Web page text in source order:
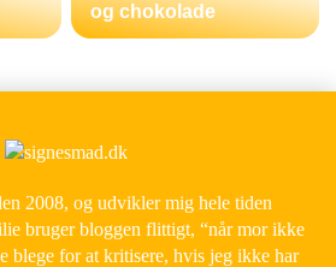
og chokolade
2008, og udvikler mig hele tiden
bruger bloggen flittigt, “når mor ikke
blege for at kritisere, hvis jeg ikke har